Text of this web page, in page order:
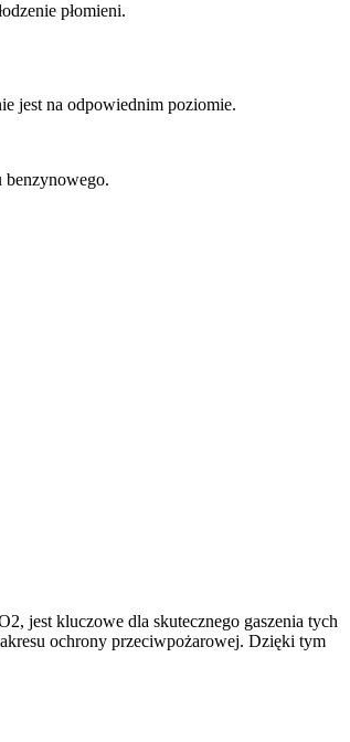
płomieni.
jest na odpowiednim poziomie.
benzynowego.
jest kluczowe dla skutecznego gaszenia tych
ochrony przeciwpożarowej. Dzięki tym